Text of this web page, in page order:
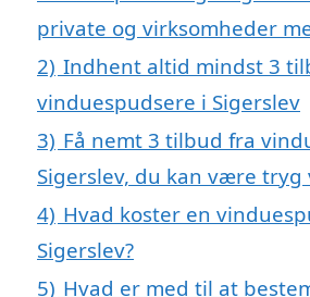
private og virksomheder
2) Indhent altid mindst 3
vinduespudsere i Sigerslev
3) Få nemt 3 tilbud fra
Sigerslev, du kan være tryg
4) Hvad koster en
Sigerslev?
5) Hvad er med til at